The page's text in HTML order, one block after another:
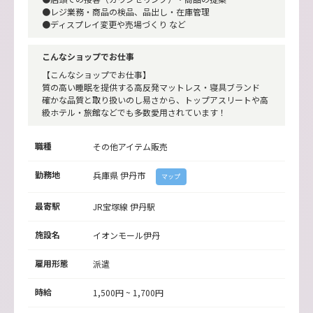
●レジ業務・商品の検品、品出し・在庫管理
●ディスプレイ変更や売場づくり など
こんなショップでお仕事
【こんなショップでお仕事】
質の高い睡眠を提供する高反発マットレス・寝具ブランド
確かな品質と取り扱いのし易さから、トップアスリートや高
級ホテル・旅館などでも多数愛用されています！
職種 その他アイテム販売
勤務地 兵庫県伊丹市 マップ
最寄駅 JR宝塚線 伊丹駅
施設名 イオンモール伊丹
雇用形態 派遣
時給 1,500円 ~ 1,700円